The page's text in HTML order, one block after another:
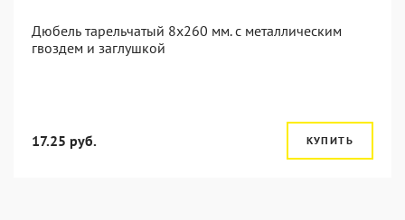
Дюбель тарельчатый 8x260 мм. c металлическим
гвоздем и заглушкой
17.25 руб. КУПИТЬ